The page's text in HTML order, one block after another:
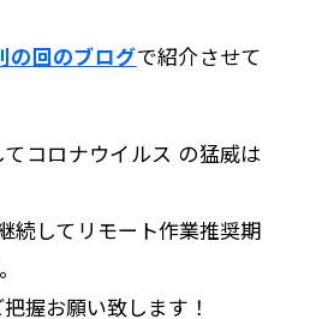
の回のブログで紹介させて
コロナウイルス の猛威は
続してリモート作業推奨期
握お願い致します！